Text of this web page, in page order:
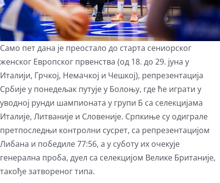
Само пет дана је преостало до старта сениорског
женског Европског првенства (од 18. до 29. јуна у
Италији, Грчкој, Немачкој и Чешкој), репрезентација
Србије у понедељак путује у Болоњу, где ће играти у
уводној рунди шампионата у групи Б са селекцијама
Италије, Литваније и Словеније. Српкиње су одиграле
претпоследњи контролни сусрет, са репрезентацијом
Либана и победиле 77:56, а у суботу их очекује
генерална проба, дуел са селекцијом Велике Британије,
такође затвореног типа.